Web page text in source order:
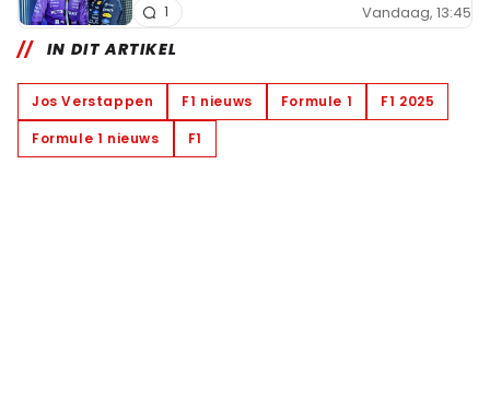
Vandaag, 13:45
1
IN DIT ARTIKEL
Jos Verstappen F1 nieuws Formule 1
F1 2025
Formule 1 nieuws
F1